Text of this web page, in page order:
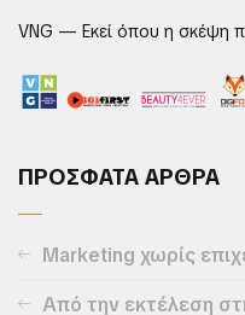
VNG — Εκεί όπου η σκέψη
ΠΡΟΣΦΑΤΑ ΑΡΘΡΑ
Marketing χωρίς
Από την εκτέλεση